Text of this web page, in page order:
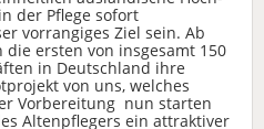
der Pflege sofort
vorrangiges Ziel sein. Ab
die ersten von insgesamt 150
in Deutschland ihre
von uns, welches
Vorbereitung nun starten
Altenpflegers ein attraktiver